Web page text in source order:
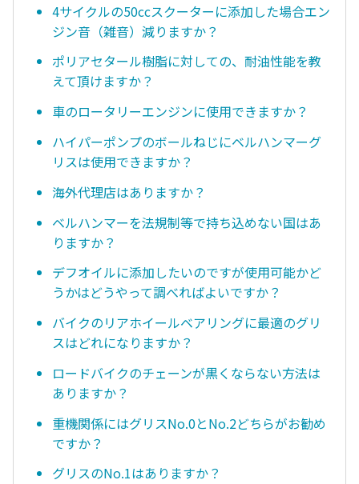
4サイクルの50ccスクーターに添加した場合エン
ジン音（雑音）減りますか？
ポリアセタール樹脂に対しての、耐油性能を教
えて頂けますか？
車のロータリーエンジンに使用できますか？
ハイパーポンプのボールねじにベルハンマーグ
リスは使用できますか？
海外代理店はありますか？
ベルハンマーを法規制等で持ち込めない国はあ
りますか？
デフオイルに添加したいのですが使用可能かど
うかはどうやって調べればよいですか？
バイクのリアホイールベアリングに最適のグリ
スはどれになりますか？
ロードバイクのチェーンが黒くならない方法は
ありますか？
重機関係にはグリスNo.0とNo.2どちらがお勧め
ですか？
グリスのNo.1はありますか？